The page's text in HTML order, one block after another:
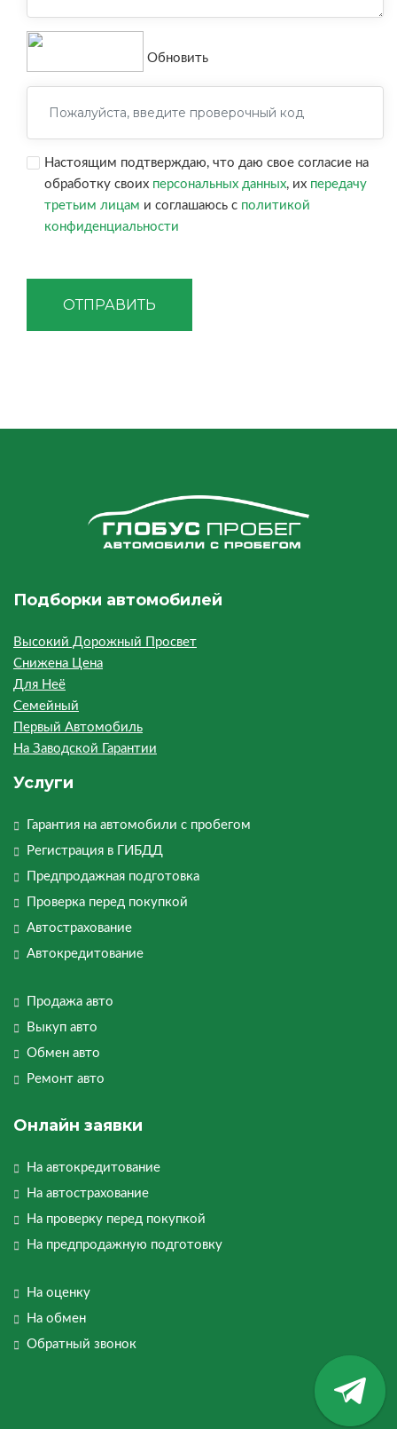
Обновить
Настоящим подтверждаю, что даю свое согласие на
обработку своих персональных данных, их передачу
третьим лицам и соглашаюсь с политикой
конфиденциальности
ОТПРАВИТЬ
Подборки автомобилей
Высокий Дорожный Просвет
Снижена Цена
Для Неё
Семейный
Первый Автомобиль
На Заводской Гарантии
Услуги
Гарантия на автомобили с пробегом
Регистрация в ГИБДД
Предпродажная подготовка
Проверка перед покупкой
Автострахование
Автокредитование
Продажа авто
Выкуп авто
Обмен авто
Ремонт авто
Онлайн заявки
На автокредитование
На автострахование
На проверку перед покупкой
На предпродажную подготовку
На оценку
На обмен
Обратный звонок